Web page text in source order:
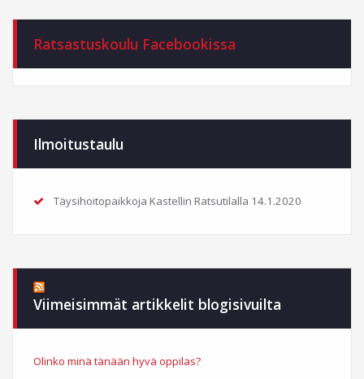
Ratsastuskoulu Facebookissa
Ilmoitustaulu
Täysihoitopaikkoja Kastellin Ratsutilalla 14.1.2020
Viimeisimmät artikkelit blogisivuilta
Olinko minä tänään hyvä oppilas?